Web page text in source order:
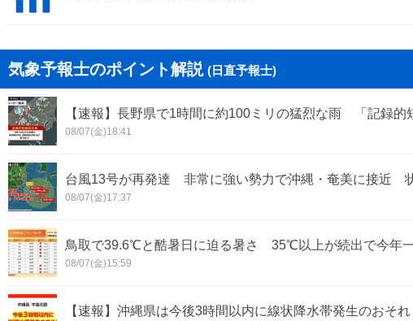
気象予報士のポイント解説 (日直予報士)
【速報】長野県で1時間に約100ミリの猛烈な雨 「記録的
08/07(金)18:41
台風13号が再発達 非常に強い勢力で沖縄・奄美に接近
08/07(金)17:37
鳥取で39.6℃と酷暑日に迫る暑さ 35℃以上が続出で今年
08/07(金)15:59
【速報】沖縄県は今後3時間以内に線状降水帯発生のおそ